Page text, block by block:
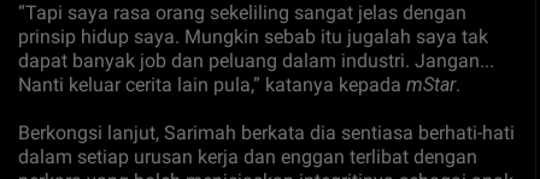
“Tapi saya rasa orang sekeliling sangat jelas dengan
prinsip hidup saya. Mungkin sebab itu jugalah saya tak
dapat banyak job dan peluang dalam industri. Jangan...
Nanti keluar cerita lain pula,” katanya kepada mStar.
Berkongsi lanjut, Sarimah berkata dia sentiasa berhati-hati
dalam setiap urusan kerja dan enggan terlibat dengan